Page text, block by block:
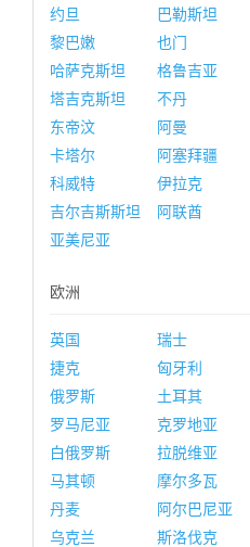
约旦
巴勒斯坦
黎巴嫩
也门
哈萨克斯坦
格鲁吉亚
塔吉克斯坦
不丹
东帝汶
阿曼
卡塔尔
阿塞拜疆
科威特
伊拉克
吉尔吉斯斯坦
阿联酋
亚美尼亚
欧洲
英国 瑞士
捷克
匈牙利
俄罗斯
土耳其
罗马尼亚
克罗地亚
白俄罗斯
拉脱维亚
马其顿
摩尔多瓦
丹麦
阿尔巴尼亚
乌克兰
斯洛伐克